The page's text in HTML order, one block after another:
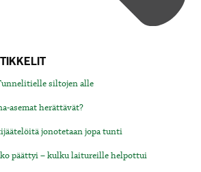
siltojen alle
asemat herättävät?
jonotetaan jopa tunti
päättyi – kulku laitureille helpottui